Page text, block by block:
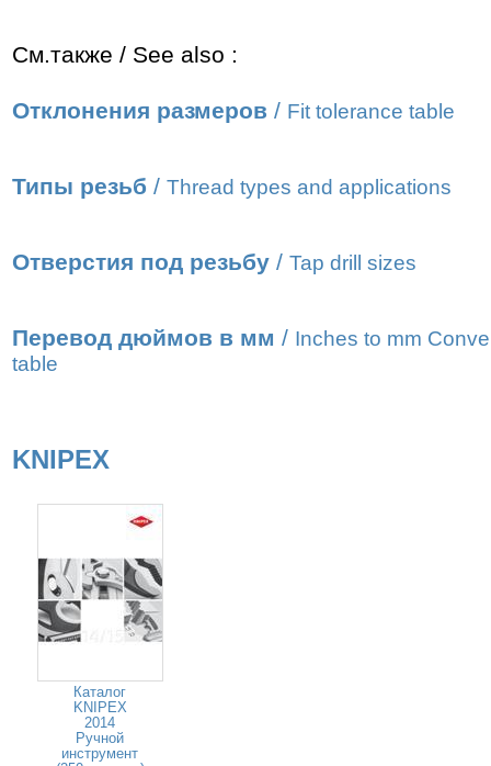
См.также / See also :
Отклонения размеров / Fit tolerance table
Типы резьб / Thread types and applications
Отверстия под резьбу / Tap drill sizes
Перевод дюймов в мм / Inches to mm
table
KNIPEX
Каталог
KNIPEX
2014
Ручной
инструмент